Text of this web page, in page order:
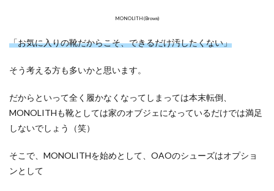
MONOLITH (Brown)
「お気に入りの靴だからこそ、できるだけ汚したくない」
そう考える方も多いかと思います。
だからといって全く履かなくなってしまっては本末転倒、
MONOLITHも靴としては家のオブジェになっているだけでは満足
しないでしょう（笑）
そこで、MONOLITHを始めとして、OAOのシューズはオプショ
ンとして